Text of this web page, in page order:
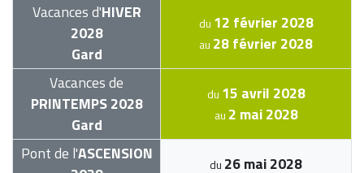
Vacances d'HIVER
2028
Gard
du 12 février 2028
au 28 février 2028
Vacances de
PRINTEMPS 2028
Gard
du 15 avril 2028
au 2 mai 2028
Pont de l'ASCENSION
du 26 mai 2028